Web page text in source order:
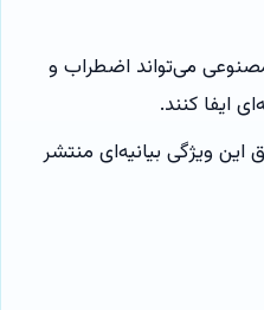
می‌تواند اضطراب و
ایفا کنند.
این ویژگی بیانیه‌ای منتشر